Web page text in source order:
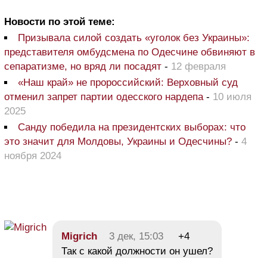
Новости по этой теме:
Призывала силой создать «уголок без Украины»:
представителя омбудсмена по Одесчине обвиняют в
сепаратизме, но вряд ли посадят - 12 февраля
«Наш край» не пророссийский: Верховный суд
отменил запрет партии одесского нардепа- 10 июля
2025
Санду победила на президентских выборах: что
это значит для Молдовы, Украины и Одесчины? - 4
ноября 2024
Migrich 3 дек, 15:03
+4
Так с какой должности он ушел?